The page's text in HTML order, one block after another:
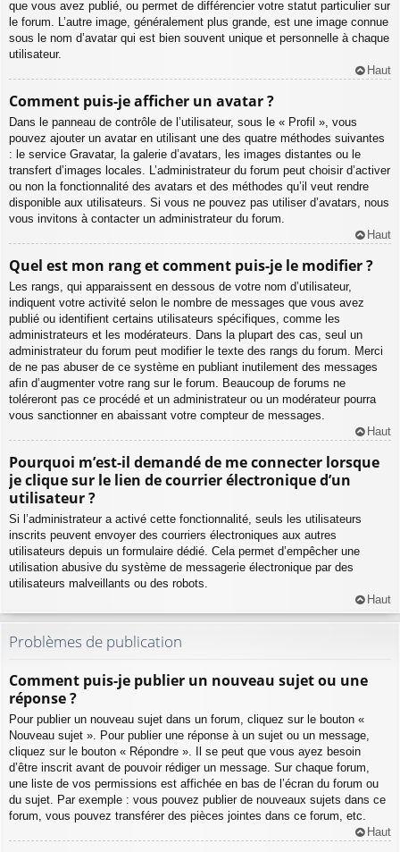
que vous avez publié, ou permet de différencier votre statut particulier sur
le forum. L’autre image, généralement plus grande, est une image connue
sous le nom d’avatar qui est bien souvent unique et personnelle à chaque
utilisateur.
Haut
Comment puis-je afficher un avatar ?
Dans le panneau de contrôle de l’utilisateur, sous le « Profil », vous
pouvez ajouter un avatar en utilisant une des quatre méthodes suivantes
: le service Gravatar, la galerie d’avatars, les images distantes ou le
transfert d’images locales. L’administrateur du forum peut choisir d’activer
ou non la fonctionnalité des avatars et des méthodes qu’il veut rendre
disponible aux utilisateurs. Si vous ne pouvez pas utiliser d’avatars, nous
vous invitons à contacter un administrateur du forum.
Haut
Quel est mon rang et comment puis-je le modifier ?
Les rangs, qui apparaissent en dessous de votre nom d’utilisateur,
indiquent votre activité selon le nombre de messages que vous avez
publié ou identifient certains utilisateurs spécifiques, comme les
administrateurs et les modérateurs. Dans la plupart des cas, seul un
administrateur du forum peut modifier le texte des rangs du forum. Merci
de ne pas abuser de ce système en publiant inutilement des messages
afin d’augmenter votre rang sur le forum. Beaucoup de forums ne
toléreront pas ce procédé et un administrateur ou un modérateur pourra
vous sanctionner en abaissant votre compteur de messages.
Haut
Pourquoi m’est-il demandé de me connecter lorsque
je clique sur le lien de courrier électronique d’un
utilisateur ?
Si l’administrateur a activé cette fonctionnalité, seuls les utilisateurs
inscrits peuvent envoyer des courriers électroniques aux autres
utilisateurs depuis un formulaire dédié. Cela permet d’empêcher une
utilisation abusive du système de messagerie électronique par des
utilisateurs malveillants ou des robots.
Haut
Problèmes de publication
Comment puis-je publier un nouveau sujet ou une
réponse ?
Pour publier un nouveau sujet dans un forum, cliquez sur le bouton «
Nouveau sujet ». Pour publier une réponse à un sujet ou un message,
cliquez sur le bouton « Répondre ». Il se peut que vous ayez besoin
d’être inscrit avant de pouvoir rédiger un message. Sur chaque forum,
une liste de vos permissions est affichée en bas de l’écran du forum ou
du sujet. Par exemple : vous pouvez publier de nouveaux sujets dans ce
forum, vous pouvez transférer des pièces jointes dans ce forum, etc.
Haut